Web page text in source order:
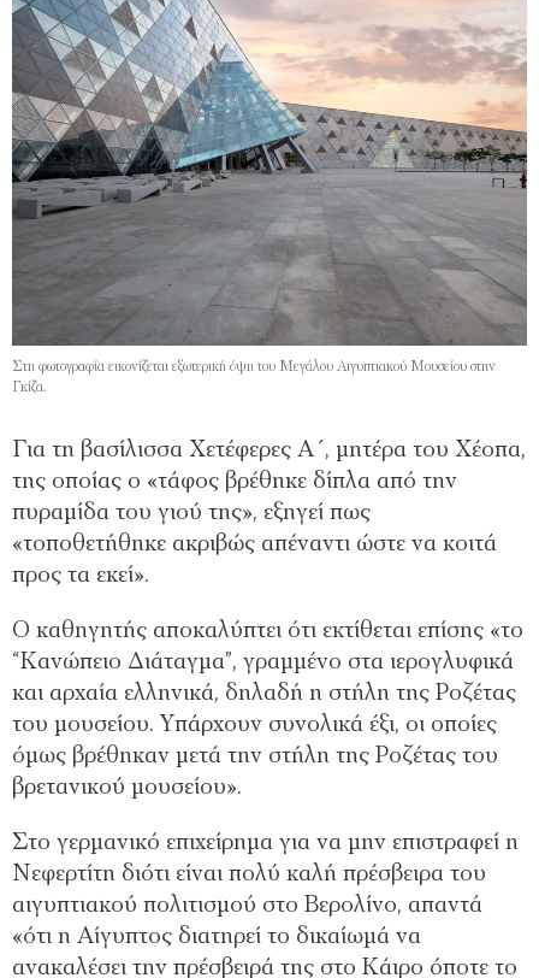
Στη φωτογραφία εικονίζεται εξωτερική όψη του Μεγάλου Aιγυπτιακού Μουσείου στην
Γκίζα.
Για τη βασίλισσα Χετέφερες Α΄, μητέρα του Χέοπα,
της οποίας ο «τάφος βρέθηκε δίπλα από την
πυραμίδα του γιού της», εξηγεί πως
«τοποθετήθηκε ακριβώς απέναντι ώστε να κοιτά
προς τα εκεί».
Ο καθηγητής αποκαλύπτει ότι εκτίθεται επίσης «το
“Κανώπειο Διάταγμα”, γραμμένο στα ιερογλυφικά
και αρχαία ελληνικά, δηλαδή η στήλη της Ροζέτας
του μουσείου. Υπάρχουν συνολικά έξι, οι οποίες
όμως βρέθηκαν μετά την στήλη της Ροζέτας του
βρετανικού μουσείου».
Στο γερμανικό επιχείρημα για να μην επιστραφεί η
Νεφερτίτη διότι είναι πολύ καλή πρέσβειρα του
αιγυπτιακού πολιτισμού στο Βερολίνο, απαντά
«ότι η Αίγυπτος διατηρεί το δικαίωμά να
ανακαλέσει την πρέσβειρά της στο Κάιρο όποτε το